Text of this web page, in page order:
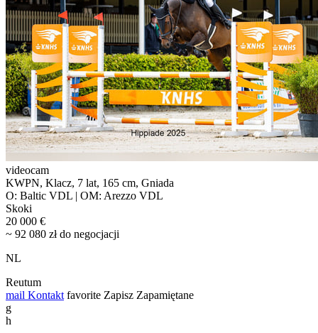
videocam
KWPN, Klacz, 7 lat, 165 cm, Gniada
O: Baltic VDL | OM: Arezzo VDL
Skoki
20 000 €
~ 92 080 zł do negocjacji
NL
Reutum
mail Kontakt favorite Zapisz Zapamiętane
g
h